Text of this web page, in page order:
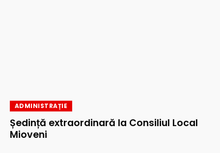
ADMINISTRAȚIE
Ședință extraordinară la Consiliul Local
Mioveni